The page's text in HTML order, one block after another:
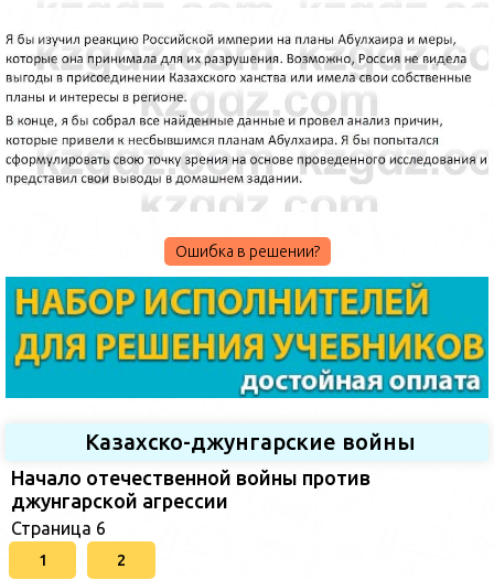
Ошибка в решении?
Казахско-джунгарские войны
Начало отечественной войны против
джунгарской агрессии
Страница 6
1 2